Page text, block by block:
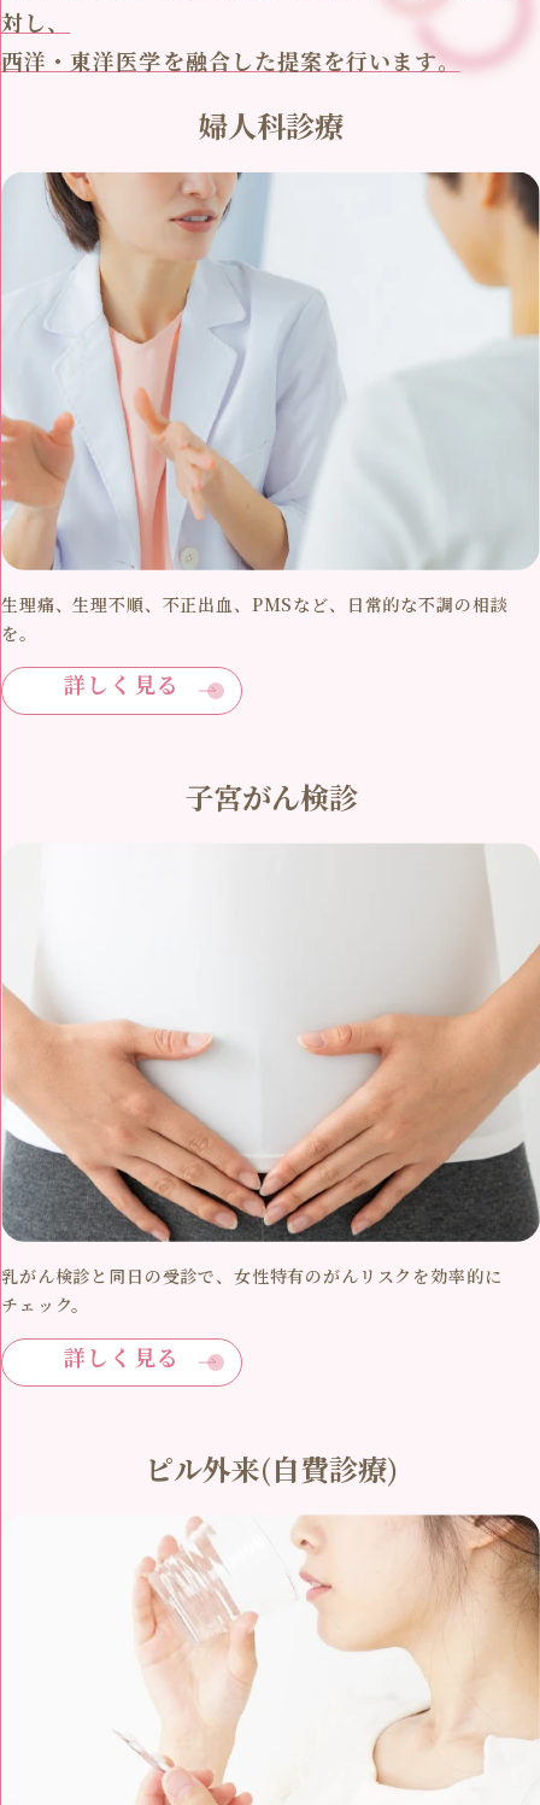
対し、
西洋・東洋医学を融合した提案を行います。
婦人科診療
生理痛、生理不順、不正出血、PMSなど、日常的な不調の相談
を。
詳しく見る
子宮がん検診
乳がん検診と同日の受診で、女性特有のがんリスクを効率的に
チェック。
詳しく見る
ピル外来(自費診療)